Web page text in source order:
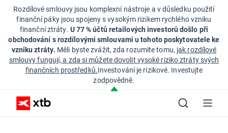
Rozdílové smlouvy jsou komplexní nástroje a v důsledku použití
finanční páky jsou spojeny s vysokým rizikem rychlého vzniku
finanční ztráty. U 77 % účtů retailových investorů došlo při
obchodování s rozdílovými smlouvami u tohoto poskytovatele ke
vzniku ztráty. Měli byste zvážit, zda rozumíte tomu, jak rozdílové
smlouvy fungují, a zda si můžete dovolit vysoké riziko ztráty svých
finančních prostředků.Investování je rizikové. Investujte
zodpovědně.